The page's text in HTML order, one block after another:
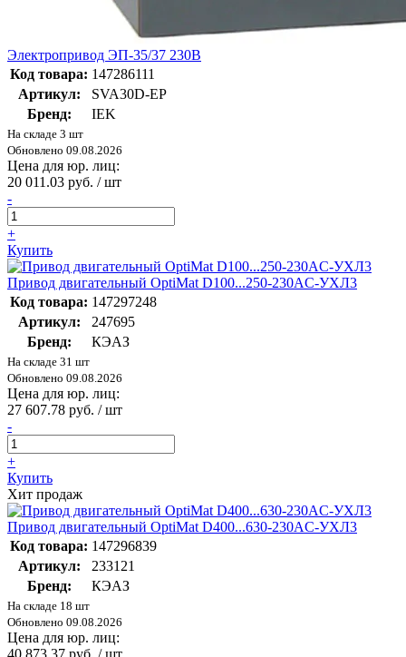
Электропривод ЭП-35/37 230В
Код товара: 147286111
Артикул:
SVA30D-EP
Бренд:
IEK
На складе 3 шт
Обновлено 09.08.2026
Цена для юр. лиц:
20 011.03 руб. / шт
-
+
Купить
Привод двигательный OptiMat D100...250-230AC-УХЛ3
Код товара: 147297248
Артикул:
247695
Бренд:
КЭАЗ
На складе 31 шт
Обновлено 09.08.2026
Цена для юр. лиц:
27 607.78 руб. / шт
-
+
Купить
Хит продаж
Привод двигательный OptiMat D400...630-230AC-УХЛ3
Код товара: 147296839
Артикул:
233121
Бренд:
КЭАЗ
На складе 18 шт
Обновлено 09.08.2026
Цена для юр. лиц: